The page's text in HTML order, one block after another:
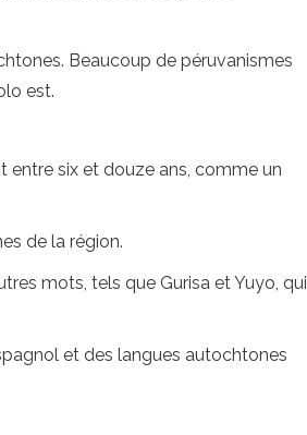
Beaucoup de péruvanismes
est.
entre six et douze ans, comme un
de la région.
mots, tels que Gurisa et Yuyo, qui
et des langues autochtones